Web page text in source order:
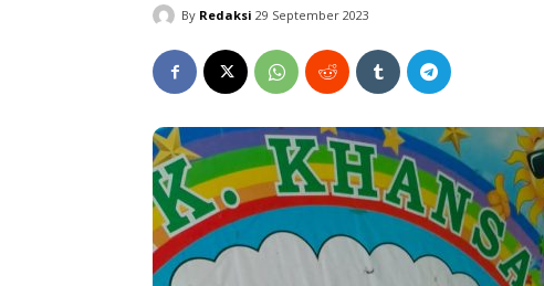
By Redaksi 29 September 2023